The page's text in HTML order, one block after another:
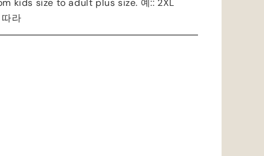
kids size to adult plus size. 예:: 2XL
라